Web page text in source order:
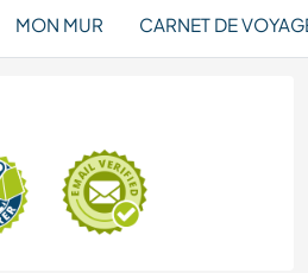
MON MUR CARNET DE